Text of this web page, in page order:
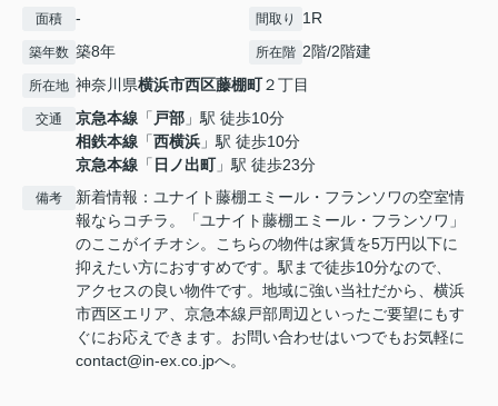
面積 - 間取り 1R
築年数 築8年 所在階 2階/2階建
所在地 神奈川県横浜市西区藤棚町２丁目
交通 京急本線 「 戸部 」駅 徒歩10分
相鉄本線 「西横浜 」駅 徒歩10分
京急本線 「 日ノ出町」駅 徒歩23分
備考
新着情報：ユナイト藤棚エミール・フランソワの空室情
報ならコチラ。「ユナイト藤棚エミール・フランソワ」
のここがイチオシ。こちらの物件は家賃を5万円以下に
抑えたい方におすすめです。駅まで徒歩10分なので、
アクセスの良い物件です。地域に強い当社だから、横浜
市西区エリア、京急本線戸部周辺といったご要望にもす
ぐにお応えできます。お問い合わせはいつでもお気軽に
contact@in-ex.co.jpへ。